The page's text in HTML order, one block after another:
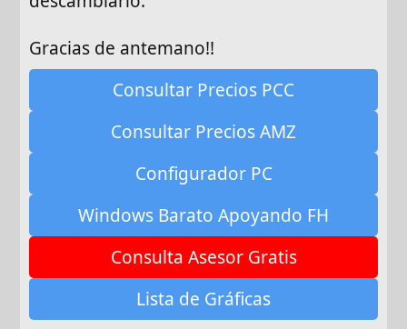
Gracias de antemano!!
Consultar Precios PCC
Consultar Precios AMZ
Configurador PC
Windows Barato Apoyando FH
Consulta Asesor Gratis
Lista de Gráficas